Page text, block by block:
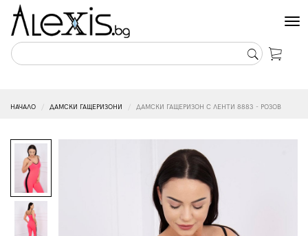
НАЧАЛО ДАМСКИ ГАЩЕРИЗОНИ ДАМСКИ ГАЩЕРИЗОН С ЛЕНТИ 8883 - РОЗОВ